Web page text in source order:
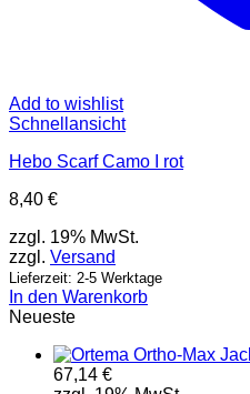
Add to wishlist
Schnellansicht
Hebo Scarf Camo I rot
8,40 €
zzgl. 19% MwSt.
zzgl. Versand
Lieferzeit: 2-5 Werktage
In den Warenkorb
Neueste
67,14 €